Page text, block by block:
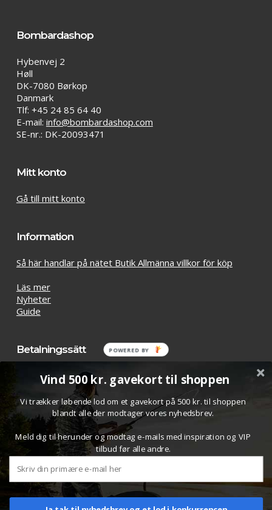
Delsumma:
Visa Varukorg Till Kassan
väljas
på
Bombardashop
Hybenvej 2
Høll
DK-7080 Børkop
Danmark
Tlf: +45 24 85 64 40
E-mail: info@bombardashop.com
SE-nr.: DK-20093471
Mitt konto
Gå till mitt konto
Information
Så här handlar på nätet Butik Allmänna villkor för köp
Läs mer
Nyheter
Guide
Betalningssätt
© 2026 Bombardashop.com. All Rights Reserved.
Design/setup:Skysolution ApS
Vind 500 kr. gavekort til shoppen
Vi trækker løbende lod om et gavekort på 500 kr. til shoppen
blandt alle der modtager vores nyhedsbrev.
Meld dig til herunder og modtag e-mails med inspiration og VIP
tilbud før alle andre.
POWERED BY